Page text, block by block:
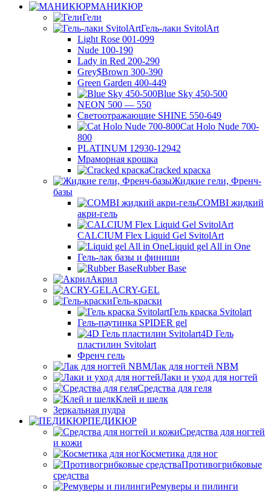
МАНИКЮР
Гели
Гель-лаки SvitolArt
Light Rose 001-099
Nude 100-190
Lady in Red 200-290
Grey$Brown 300-390
Green Garden 400-449
Blue Sky 450-500
NEON 500 — 550
Светоотражающие SHINE 550-649
Cat Holo Nude 700-
800
PLATINUM 12930-12942
Мраморная крошка
Cracked краска
Жидкие гели, Френч-
базы
COMBI жидкий
акри-гель
CALCIUM Flex Liquid Gel SvitolArt
Liquid gel All in One
Гель-лак базы и финиши
Rubber Base
Акрил
ACRY-GEL
Гель-краски
Гель краска Svitolart
Гель-паутинка SPIDER gel
4D Гель
пластилин Svitolart
Френч гель
Лак для ногтей NBM
Лаки и уход для ногтей
Средства для геля
Клей и шелк
Зеркальная пудра
ПЕДИКЮР
Средства для ногтей
и кожи
Косметика для ног
Противогрибковые
средства
Ремуверы и пилинги